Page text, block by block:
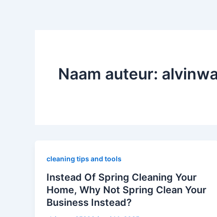
Naam auteur:
cleaning tips and tools
Instead Of Spring Cleaning Your
Home, Why Not Spring Clean Your
Business Instead?